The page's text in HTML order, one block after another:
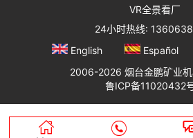
VR全景看厂
24小时热线:
English
Español
2006-2026 烟台金鹏矿业
鲁ICP备11020432
 